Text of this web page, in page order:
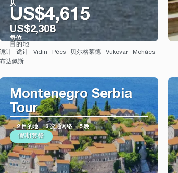
从
US$4,615
US$2,308
每位
看到
目的地
诡计 · 诡计 · Vidin · Pécs · 贝尔格莱德 · Vukovar · Mohács ·
布达佩斯
Montenegro Serbia
Tour
2 目的地 3 交通网络 5 晚
假期套餐